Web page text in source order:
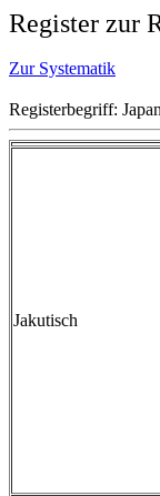
Register zur
Zur Systematik
Registerbegriff: Japan
Jakutisch